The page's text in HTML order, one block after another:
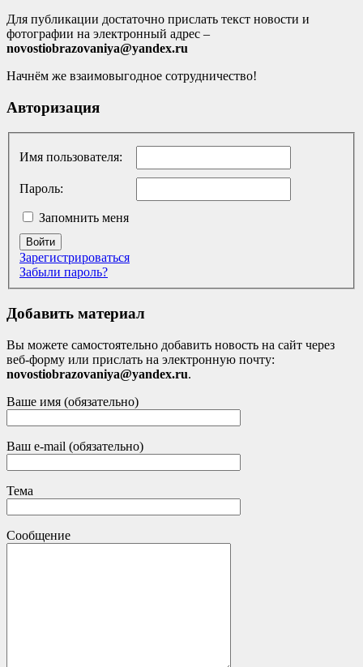
Для публикации достаточно прислать текст новости и
фотографии на электронный адрес –
novostiobrazovaniya@yandex.ru
Начнём же взаимовыгодное сотрудничество!
Авторизация
Имя пользователя:
Пароль:
Запомнить меня
Войти
Зарегистрироваться
Забыли пароль?
Добавить материал
Вы можете самостоятельно добавить новость на сайт через
веб-форму или прислать на электронную почту:
novostiobrazovaniya@yandex.ru.
Ваше имя (обязательно)
Ваш e-mail (обязательно)
Тема
Сообщение